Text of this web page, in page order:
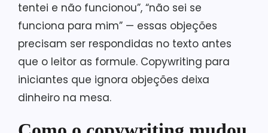
tentei e não funcionou”, “não sei se
funciona para mim” — essas objeções
precisam ser respondidas no texto antes
que o leitor as formule. Copywriting para
iniciantes que ignora objeções deixa
dinheiro na mesa.